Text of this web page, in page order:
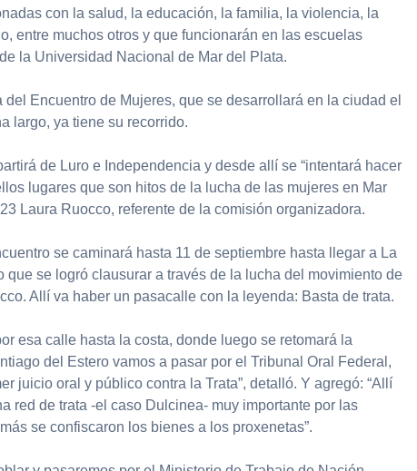
con la salud, la educación, la familia, la violencia, la
entre muchos otros y que funcionarán en las escuelas
la Universidad Nacional de Mar del Plata.
del Encuentro de Mujeres, que se desarrollará en la ciudad el
largo, ya tiene su recorrido.
de Luro e Independencia y desde allí se “intentará hacer
lugares que son hitos de la lucha de las mujeres en Mar
Laura Ruocco, referente de la comisión organizadora.
se caminará hasta 11 de septiembre hasta llegar a La
que se logró clausurar a través de la lucha del movimiento de
Allí va haber un pasacalle con la leyenda: Basta de trata.
esa calle hasta la costa, donde luego se retomará la
del Estero vamos a pasar por el Tribunal Oral Federal,
juicio oral y público contra la Trata”, detalló. Y agregó: “Allí
red de trata -el caso Dulcinea- muy importante por las
se confiscaron los bienes a los proxenetas”.